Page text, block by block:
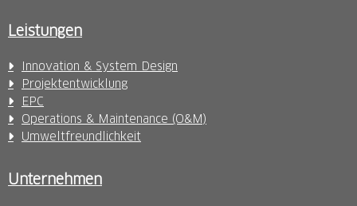
Leistungen
Innovation & System Design
Projektentwicklung
EPC
Operations & Maintenance (O&M)
Umweltfreundlichkeit
Unternehmen